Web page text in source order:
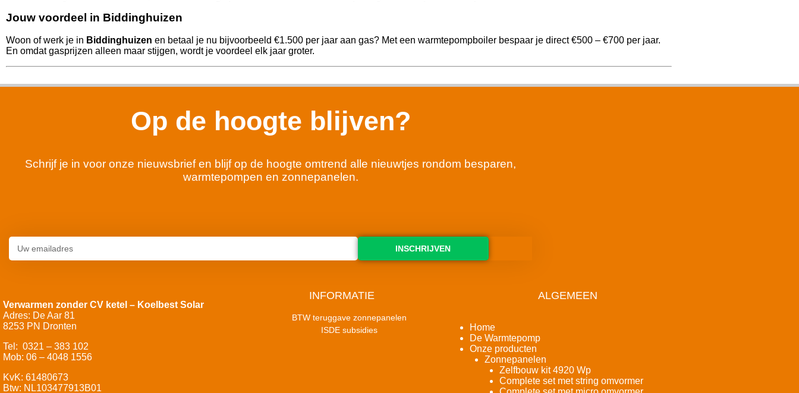
Jouw voordeel in Biddinghuizen
Woon of werk je in Biddinghuizen en betaal je nu bijvoorbeeld €1.500 per jaar aan gas? Met een warmtepompboiler bespaar je direct €500 – €700 per jaar.
En omdat gasprijzen alleen maar stijgen, wordt je voordeel elk jaar groter.
Op de hoogte blijven?
Schrijf je in voor onze nieuwsbrief en blijf op de hoogte omtrend alle nieuwtjes rondom besparen,
warmtepompen en zonnepanelen.
INSCHRIJVEN
Verwarmen zonder CV ketel – Koelbest Solar
Adres: De Aar 81
8253 PN Dronten
Tel: 0321 – 383 102
Mob: 06 – 4048 1556
KvK: 61480673
Btw: NL103477913B01
INFORMATIE
BTW teruggave zonnepanelen
ISDE subsidies
ALGEMEEN
Home
De Warmtepomp
Onze producten
Zonnepanelen
Zelfbouw kit 4920 Wp
Complete set met string omvormer